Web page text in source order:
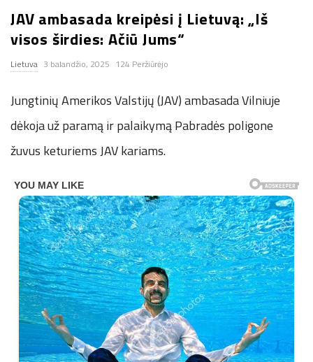
n
.
n
e
t
JAV ambasada kreipėsi į Lietuvą: „Iš
visos širdies: Ačiū Jums“
Lietuva 3 balandžio, 2025 124 Peržiūrėjo
Jungtinių Amerikos Valstijų (JAV) ambasada Vilniuje
dėkoja už paramą ir palaikymą Pabradės poligone
žuvus keturiems JAV kariams.